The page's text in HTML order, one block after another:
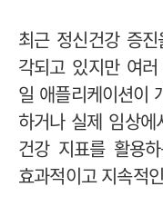
최근 정신건강 증
각되고 있지만 여
일 애플리케이션이
하거나 실제 임상
건강 지표를 활용
효과적이고 지속적